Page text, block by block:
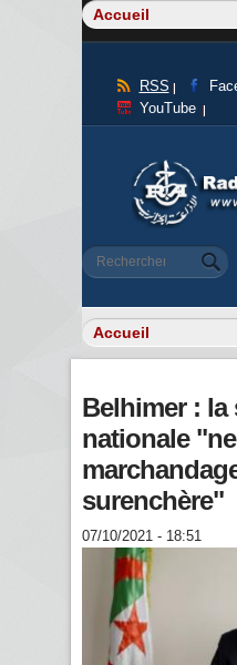
RSS
YouTube
Formulaire
Rechercher
Belhimer : la
nationale
surenchère"
07/10/2021 - 18:51